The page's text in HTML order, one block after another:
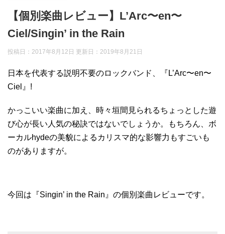
【個別楽曲レビュー】L’Arc〜en〜
Ciel/Singin’ in the Rain
投稿日：2017年8月12日 更新日： 2019年8月21日
日本を代表する説明不要のロックバンド、『L’Arc〜en〜
Ciel』!
かっこいい楽曲に加え、時々垣間見られるちょっとした遊
び心が長い人気の秘訣ではないでしょうか。もちろん、ボ
ーカルhydeの美貌によるカリスマ的な影響力もすごいも
のがありますが。
今回は『Singin’ in the Rain』の個別楽曲レビューです。